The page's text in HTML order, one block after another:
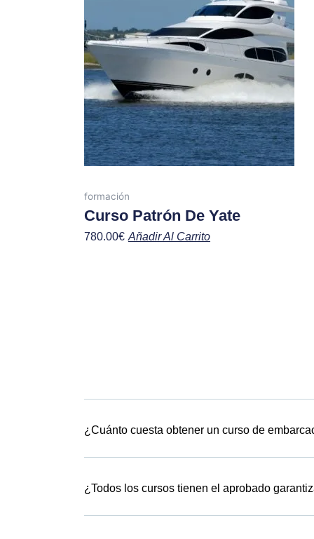
formación
Curso Patrón De Yate
780.00€ Añadir Al Carrito
¿Cuánto cuesta obtener un curso de
¿Todos los cursos tienen el aprobado